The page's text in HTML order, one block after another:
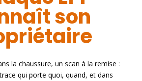
son
la chaussure, un scan à la remise :
trace qui porte quoi, quand, et dans